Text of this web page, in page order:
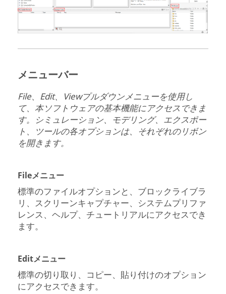
メニューバー
File、 Edit、 Viewプルダウンメニューを使用し
て、本ソフトウェアの基本機能にアクセスできま
す。シミュレーション、モデリング、エクスポー
ト、ツールの各オプションは、それぞれのリボン
を開きます。
Fileメニュー
標準のファイルオプションと、ブロックライブラ
リ、スクリーンキャプチャー、システムプリファ
レンス、ヘルプ、チュートリアルにアクセスでき
ます。
Editメニュー
標準の切り取り、コピー、貼り付けのオプション
にアクセスできます。